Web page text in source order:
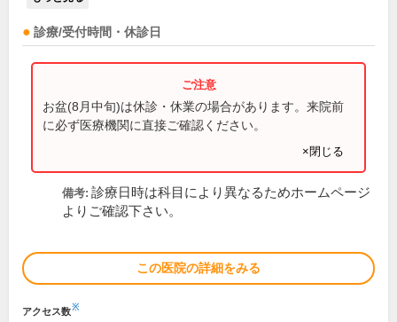
診療/受付時間・休診日
お盆(8月中旬)は休診・休業の場合があります。来院前
に必ず医療機関に直接ご確認ください。
×閉じる
備考: 診療日時は科目により異なるためホームページ
よりご確認下さい。
この医院の詳細をみる
アクセス数※